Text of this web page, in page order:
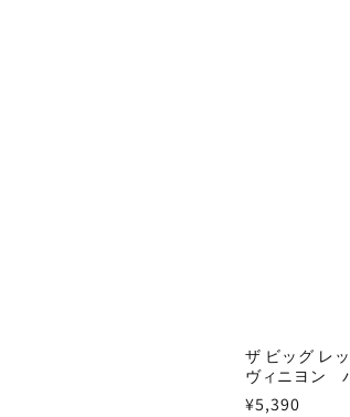
ザ ビッグ レ
ヴィニヨン
通
¥5,390